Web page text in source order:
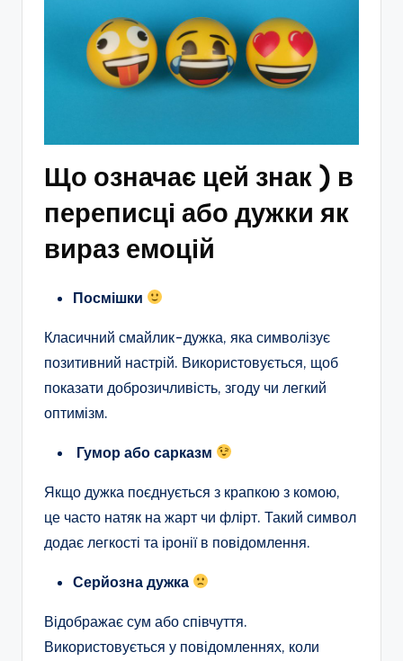
Що означає цей знак ) в
переписці або дужки як
вираз емоцій
Посмішки
Класичний смайлик-дужка, яка символізує
позитивний настрій. Використовується, щоб
показати доброзичливість, згоду чи легкий
оптимізм.
Гумор або сарказм
Якщо дужка поєднується з крапкою з комою,
це часто натяк на жарт чи флірт. Такий символ
додає легкості та іронії в повідомлення.
Серйозна дужка
Відображає сум або співчуття.
Використовується у повідомленнях, коли